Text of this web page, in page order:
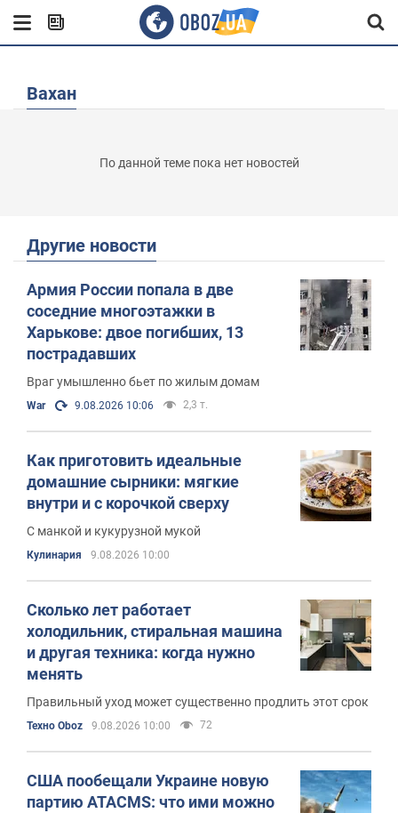
Вахан
По данной теме пока нет новостей
Другие новости
Армия России попала в две
соседние многоэтажки в
Харькове: двое погибших, 13
пострадавших
Враг умышленно бьет по жилым домам
War 9.08.2026 10:06 2,3 т.
Как приготовить идеальные
домашние сырники: мягкие
внутри и с корочкой сверху
С манкой и кукурузной мукой
Кулинария 9.08.2026 10:00
Сколько лет работает
холодильник, стиральная машина
и другая техника: когда нужно
менять
Правильный уход может существенно продлить этот срок
Техно Oboz 9.08.2026 10:00 72
США пообещали Украине новую
партию ATACMS: что ими можно